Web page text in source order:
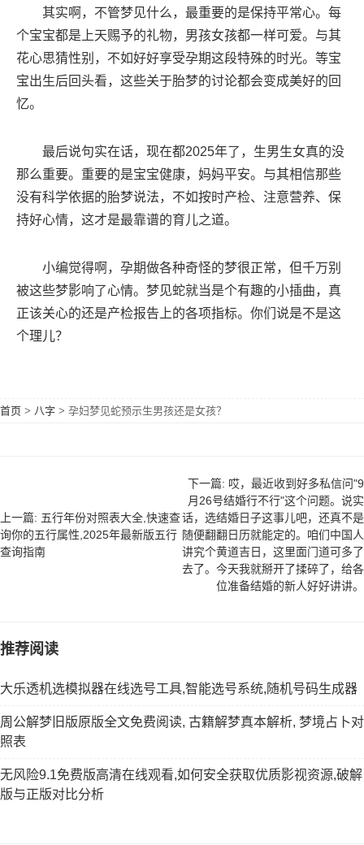
其实啊，不管梦见什么，最重要的是保持平常心。每
个宝宝都是上天赐予的礼物，男孩女孩都一样可爱。与其
花心思猜性别，不如好好享受孕期这段特殊的时光。等宝
宝出生后回头看，这些关于胎梦的讨论都会变成美好的回
忆。
最后说句实在话，现在都2025年了，生男生女真的没
那么重要。重要的是宝宝健康，妈妈平安。与其相信那些
没有科学依据的胎梦说法，不如按时产检、注意营养、保
持好心情，这才是最靠谱的育儿之道。
小编觉得啊，孕期做各种奇怪的梦很正常，但千万别
被这些梦影响了心情。梦见蛇就当是个有趣的小插曲，真
正该关心的还是产检报告上的各项指标。你们说是不是这
个理儿？
首页 > 八字 > 孕妇梦见蛇预示生男孩还是女孩？
上一篇: 五行年份对照表大全,快速查
询你的五行属性,2025年最新版五行
查询指南
下一篇: 哎，最近收到好多私信问"9
月26号结婚行不行"这个问题。说实
话，选结婚日子这事儿吧，还真不是
随便翻翻日历就能定的。咱们中国人
讲究个黄道吉日，这里面门道可多了
去了。今天我就掰开了揉碎了，给各
位准备结婚的新人好好讲讲。
推荐阅读
大乐透机选模拟器在线选号工具,智能选号系统,随机号码生成器
周公解梦旧版原版全文免费阅读, 古籍解梦真本解析, 梦境占卜对
照表
无风险9.1免费版高清在线观看,如何安全获取优质影视资源,破解
版与正版对比分析